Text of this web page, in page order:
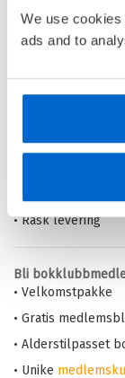
We use
ads and to
Din
• Best på
• Alltid lave priser
• Rask levering
Bli
• Velkomstpakke
• Gratis
• Alderstilpasset
• Unike